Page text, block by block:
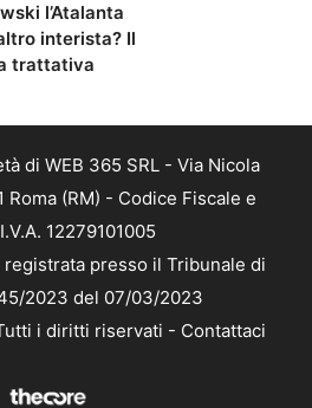
l’Atalanta
interista? Il
trattativa
di WEB 365 SRL - Via Nicola
Roma (RM) - Codice Fiscale e
12279101005
presso il Tribunale di
2023 del 07/03/2023
i diritti riservati - Contattaci